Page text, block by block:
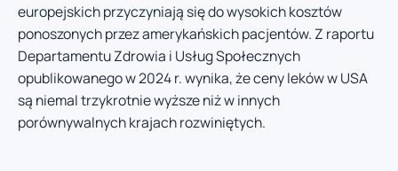
europejskich przyczyniają się do wysokich kosztów
ponoszonych przez amerykańskich pacjentów. Z raportu
Departamentu Zdrowia i Usług Społecznych
opublikowanego w 2024 r. wynika, że ceny leków w USA
są niemal trzykrotnie wyższe niż w innych
porównywalnych krajach rozwiniętych.